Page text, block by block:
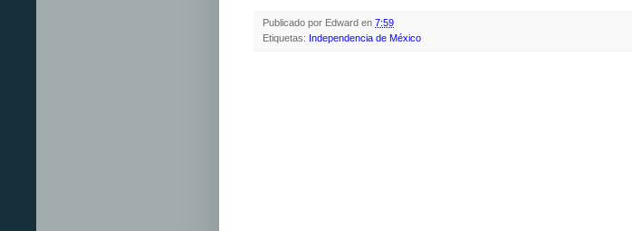
Publicado por Edward en 7:59
Etiquetas: Independencia de México